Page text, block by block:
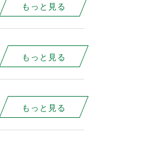
もっと見る
もっと見る
もっと見る